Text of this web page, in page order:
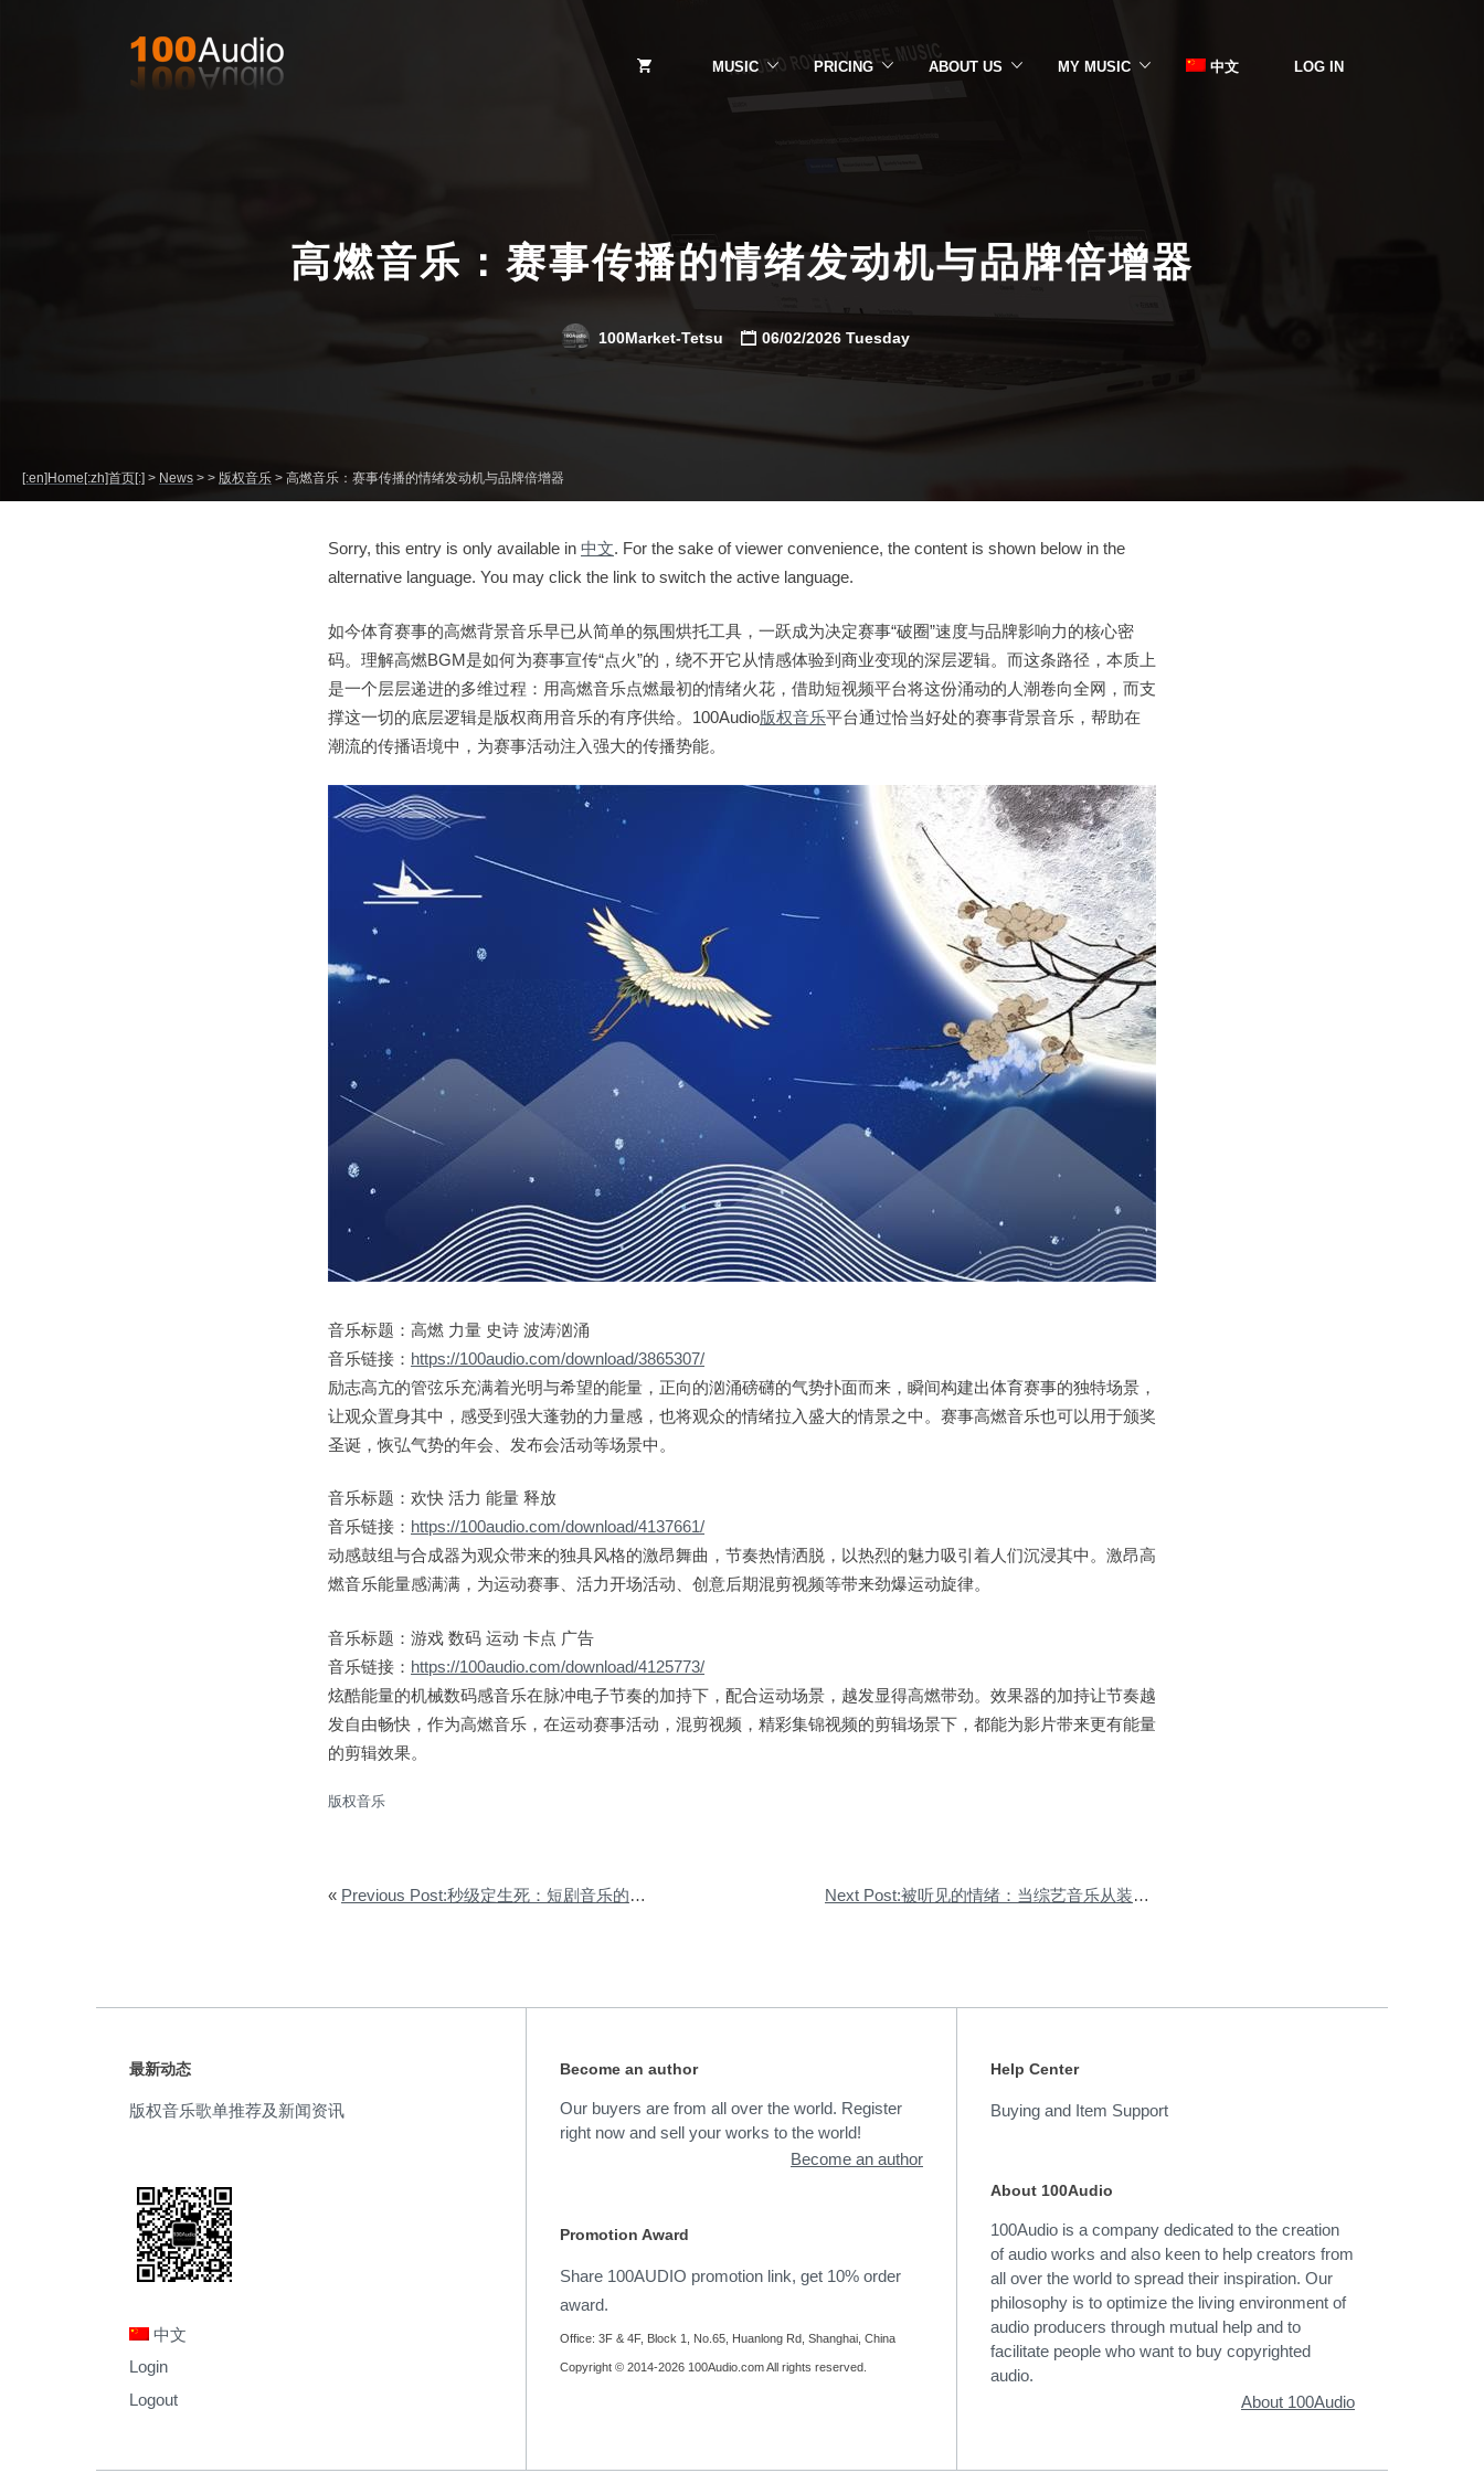
MUSIC PRICING ABOUT US MY MUSIC 中文 LOG IN
高燃音乐：赛事传播的情绪发动机与品牌倍增器
100Market-Tetsu 06/02/2026 Tuesday
[:en]Home[:zh]首页[:] > News > > 版权音乐 > 高燃音乐：赛事传播的情绪发动机与品牌倍增器
Sorry, this entry is only available in 中文. For the sake of viewer convenience, the content is shown below in the
alternative language. You may click the link to switch the active language.
如今体育赛事的高燃背景音乐早已从简单的氛围烘托工具，一跃成为决定赛事“破圈”速度与品牌影响力的核心密
码。理解高燃BGM是如何为赛事宣传“点火”的，绕不开它从情感体验到商业变现的深层逻辑。而这条路径，本质上
是一个层层递进的多维过程：用高燃音乐点燃最初的情绪火花，借助短视频平台将这份涌动的人潮卷向全网，而支
撑这一切的底层逻辑是版权商用音乐的有序供给。100Audio版权音乐平台通过恰当好处的赛事背景音乐，帮助在
潮流的传播语境中，为赛事活动注入强大的传播势能。
音乐标题：高燃 力量 史诗 波涛汹涌
音乐链接： https://100audio.com/download/3865307/
励志高亢的管弦乐充满着光明与希望的能量，正向的汹涌磅礴的气势扑面而来，瞬间构建出体育赛事的独特场景，
让观众置身其中，感受到强大蓬勃的力量感，也将观众的情绪拉入盛大的情景之中。赛事高燃音乐也可以用于颁奖
圣诞，恢弘气势的年会、发布会活动等场景中。
音乐标题：欢快 活力 能量 释放
音乐链接： https://100audio.com/download/4137661/
动感鼓组与合成器为观众带来的独具风格的激昂舞曲，节奏热情洒脱，以热烈的魅力吸引着人们沉浸其中。激昂高
燃音乐能量感满满，为运动赛事、活力开场活动、创意后期混剪视频等带来劲爆运动旋律。
音乐标题：游戏 数码 运动 卡点 广告
音乐链接： https://100audio.com/download/4125773/
炫酷能量的机械数码感音乐在脉冲电子节奏的加持下，配合运动场景，越发显得高燃带劲。效果器的加持让节奏越
发自由畅快，作为高燃音乐，在运动赛事活动，混剪视频，精彩集锦视频的剪辑场景下，都能为影片带来更有能量
的剪辑效果。
版权音乐
« Previous Post:秒级定生死：短剧音乐的情绪密码 Next Post:被听见的情绪：当综艺音乐从装饰音变成叙事灵魂
最新动态
版权音乐歌单推荐及新闻资讯
中文
Login
Logout
Become an author
Our buyers are from all over the world. Register
right now and sell your works to the world!
Become an author
Promotion Award
Share 100AUDIO promotion link, get 10% order
award.
Office: 3F & 4F, Block 1, No.65, Huanlong Rd, Shanghai, China
Copyright © 2014-2026 100Audio.com All rights reserved.
Help Center
Buying and Item Support
About 100Audio
100Audio is a company dedicated to the creation
of audio works and also keen to help creators from
all over the world to spread their inspiration. Our
philosophy is to optimize the living environment of
audio producers through mutual help and to
facilitate people who want to buy copyrighted
audio.
About 100Audio